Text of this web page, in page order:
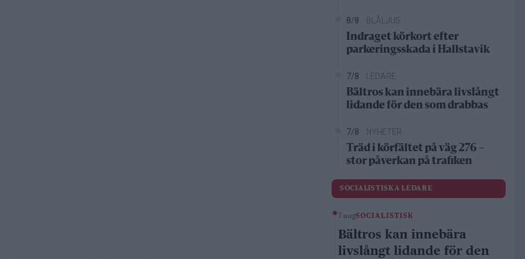
8/8 BLÅLJUS
Indraget körkort efter
parkeringsskada i Hallstavik
7/8 LEDARE
Bältros kan innebära livslångt
lidande för den som drabbas
7/8 NYHETER
Träd i körfältet på väg 276 –
stor påverkan på trafiken
SOCIALISTISKA LEDARE
7 augSOCIALISTISK
Bältros kan innebära
livslångt lidande för den